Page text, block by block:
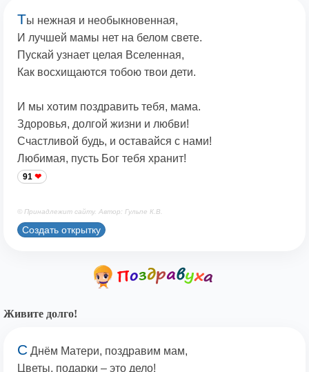
Ты нежная и необыкновенная,
И лучшей мамы нет на белом свете.
Пускай узнает целая Вселенная,
Как восхищаются тобою твои дети.
И мы хотим поздравить тебя, мама.
Здоровья, долгой жизни и любви!
Счастливой будь, и оставайся с нами!
Любимая, пусть Бог тебя хранит!
91
© Принадлежит сайту. Автор: Гульпе К.В.
Создать открытку
Живите долго!
С Днём Матери, поздравим мам,
Цветы, подарки – это дело!